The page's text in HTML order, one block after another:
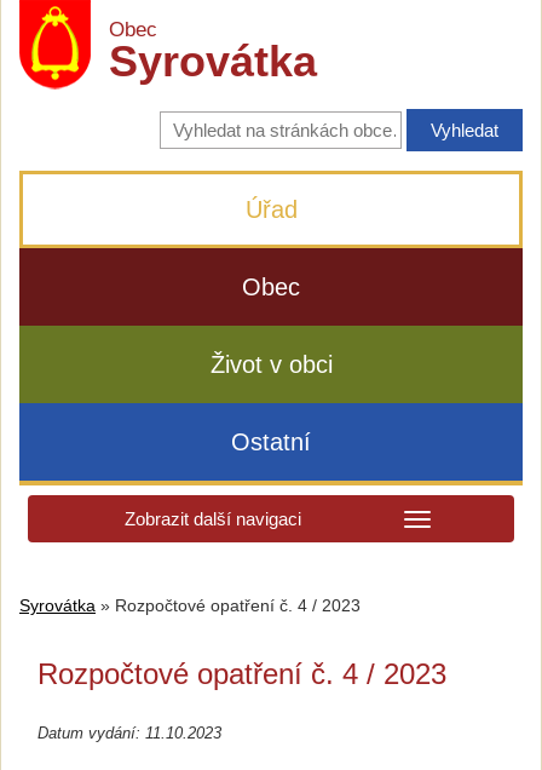
Obec
Syrovátka
Vyhledávání
na
stránkách
Úřad
Obec
Život v obci
Ostatní
Zobrazit další navigaci
Syrovátka » Rozpočtové opatření č. 4 / 2023
Rozpočtové opatření č. 4 / 2023
Datum vydání: 11.10.2023